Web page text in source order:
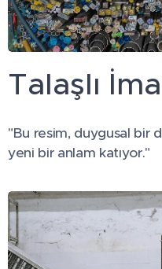
Talaşlı
"Bu resim, duygusal bir
yeni bir anlam katıyor."